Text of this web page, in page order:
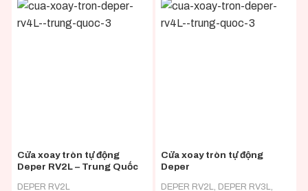
Cửa xoay tròn tự động
Deper RV2L – Trung Quốc
DEPER RV2L
Cửa xoay tròn tự động
Deper
DEPER RV2L, DEPER RV3L,